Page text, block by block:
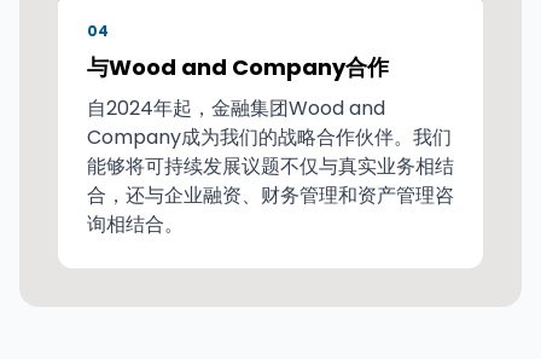
04
与Wood and Company合作
自2024年起，金融集团Wood and
Company成为我们的战略合作伙伴。我们
能够将可持续发展议题不仅与真实业务相结
合，还与企业融资、财务管理和资产管理咨
询相结合。